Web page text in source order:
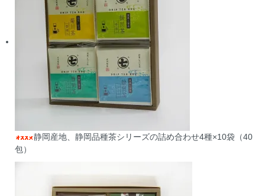
静岡産地、静岡品種茶シリーズの詰め合わせ4種×10袋（40
包）